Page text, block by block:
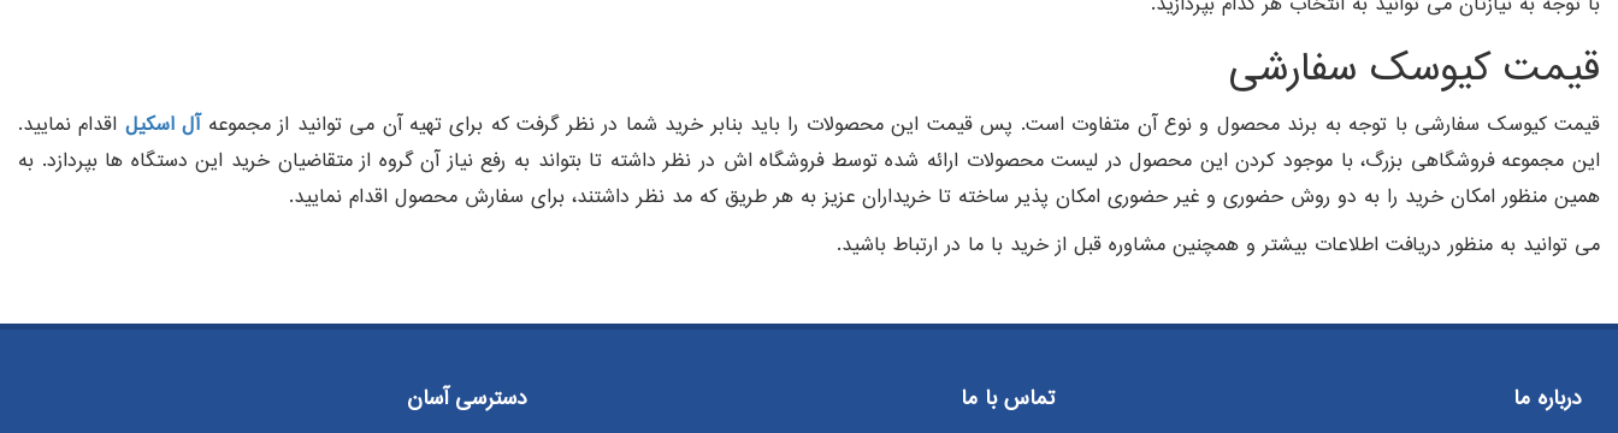
قیمت کیوسک سفارشی
قیمت کیوسک سفارشی با توجه به برند محصول و نوع آن متفاوت است. پس قیمت این محصولات را باید بنابر خرید شما در نظر گرفت که برای تهیه آن می توانید از مجموعهآل اسکیل اقدام نمایید.
این مجموعه فروشگاهی بزرگ، با موجود کردن این محصول در لیست محصولات ارائه شده توسط فروشگاه اش در نظر داشته تا بتواند به رفع نیاز آن گروه از متقاضیان خرید این دستگاه ها بپردازد. به
همین منظور امکان خرید را به دو روش حضوری و غیر حضوری امکان پذیر ساخته تا خریداران عزیز به هر طریق که مد نظر داشتند، برای سفارش محصول اقدام نمایید.
می توانید به منظور دریافت اطلاعات بیشتر و همچنین مشاوره قبل از خرید با ما در ارتباط باشید.
درباره ما تماس با ما دسترسی آسان